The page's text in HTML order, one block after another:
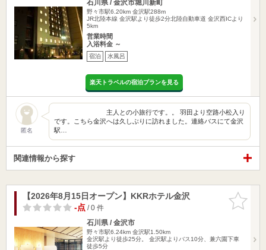
石川県 / 金沢市堀川新町
野々市駅6.20km 金沢駅288m
JR北陸本線 金沢駅より徒歩2分北陸自動車道 金沢西ICより
5km
営業時間
入浴料金 ～
宿泊 水風呂
楽天トラベルの宿泊プランを見る
匿名
主人との小旅行です。。 羽田より空路小松入り
です。こちら金沢へは久しぶりに訪れました。連絡バスにて金沢
駅…
関連情報から探す
お気に入
りに追加
【2026年8月15日オープン】KKRホテル金沢
-点/ 0 件
石川県 / 金沢市
野々市駅6.24km 金沢駅1.50km
金沢駅より徒歩25分。 金沢駅よりバス10分、兼六園下車
徒歩5分